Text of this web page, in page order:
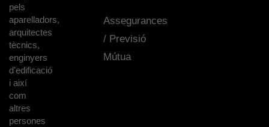
pels
aparelladors,
arquitectes
tècnics,
enginyers
d'edificació
i així
com
altres
persones
Assegurances
/ Previsió
Mútua